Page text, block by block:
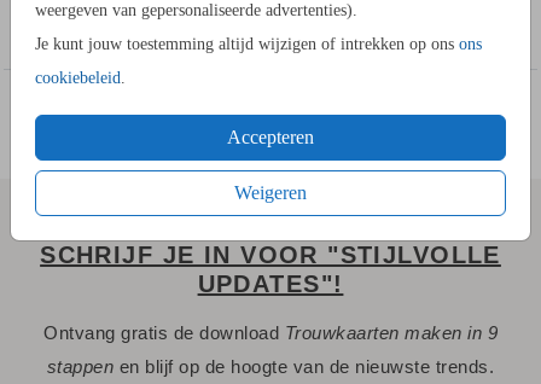
weergeven van gepersonaliseerde advertenties).
Je kunt jouw toestemming altijd wijzigen of intrekken op ons ons
cookiebeleid.
Accepteren
Weigeren
2. Vouw de envelop dicht, zo krijgt de inlay ook een vouwlijn.
3. Vouw de envelop weer open. Smeer wat lijm (geen
vloeibare lijm, gebruik een lijmstick!) op de achterkant van de
Toon meer
SCHRIJF JE IN VOOR "STIJLVOLLE
UPDATES"!
Ontvang gratis de download Trouwkaarten maken in 9
stappen en blijf op de hoogte van de nieuwste trends.